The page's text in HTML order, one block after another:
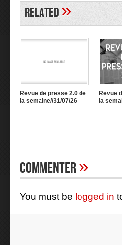
Related»
Revue de presse 2.0 de
la semaine//31/07/26
Revue
la
Commenter»
You must be logged in